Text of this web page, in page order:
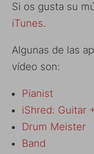
Si os gusta su
iTunes.
Algunas de las
vídeo son:
Pianist
iShred: Guitar
Drum Meister
Band